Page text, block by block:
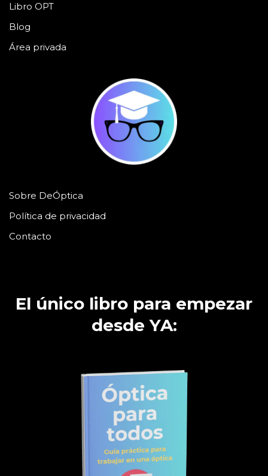
Libro OPT
Blog
Área privada
Sobre DeÓptica
Política de privacidad
Contacto
El único libro para empezar
desde YA: